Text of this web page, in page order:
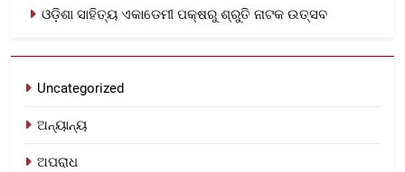
ଓଡ଼ିଶା ସାହିତ୍ୟ ଏକାଡେମୀ ପକ୍ଷରୁ ଶ୍ରୁତି ନାଟକ ଉତ୍ସବ
Uncategorized
ଅନ୍ୟାନ୍ୟ
ଅପରାଧ